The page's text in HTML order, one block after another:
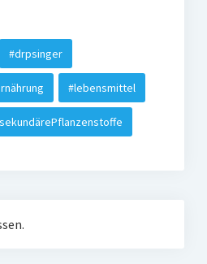
#drpsinger
#lebensmittel